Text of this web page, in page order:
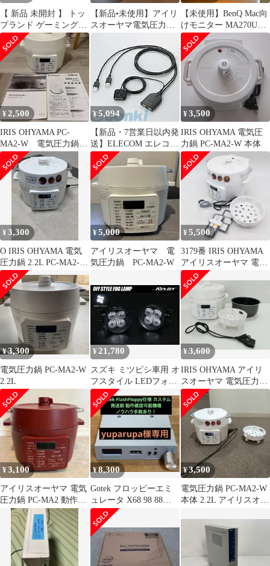
【 新品 未開封 】 トッ
プランド ゲーミングタ
ップ6個口 2m PD20W -
BK ［2.0m /6個口 /スイ
ッチ無 /2ポート］
UMA20 未使用 送料無
料
【新品•未使用】アイリ
スオーヤマ電気圧力鍋
2.2L PC-MA2 W
【未使用】BenQ Mac向
けモニター MA270UP
27インチ
¥2,500
IRIS OHYAMA PC-
MA2-W 電気圧力鍋
ホワイト 2019年製
¥5,094
【新品・7営業日以内発
送】ELECOM エレコム
KM-A22BBK 手元のス
イッチを押すだけで簡
単切替！キーボード・
マウス用パソコン切替
器 KMA22BBK 手元ス
イッチ付 ブラック
KVMスイッチ USB【沖
縄離島販売不可】
¥3,500
IRIS OHYAMA 電気圧
力鍋 PC-MA2-W 本体
¥3,300
O IRIS OHYAMA 電気
圧力鍋 2.2L PC-MA2-W
2020年製
¥5,000
アイリスオーヤマ 電
気圧力鍋 PC-MA2-W
¥5,500
3179番 IRIS OHYAMA
アイリスオーヤマ 電気
圧力鍋 PC-MA2
¥3,300
電気圧力鍋 PC-MA2-W
2.2L
¥ 21,780
スズキ ミツビシ車用 オ
フスタイル LEDフォグ
ランプ ホワイト Eマー
ク取得 左右 ソリオ ソ
リオバンディット
MA26S MA36S MA46S /
デリカD:2 MB36S
MB46S
¥3,600
IRIS OHYAMA アイリ
スオーヤマ 電気圧力鍋
PC-MA2 ホワイト
¥3,100
アイリスオーヤマ 電気
圧力鍋 PC-MA2 動作確
認済み
¥8,300
Gotek フロッピーエミ
ュレータ X68 98 88
MSX 動確済 FDD
¥3,500
電気圧力鍋 PC-MA2-W
本体 2.2L アイリスオー